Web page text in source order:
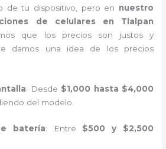
de tu dispositivo, pero en nuestro
de celulares en Tlalpan
que los precios son justos y
damos una idea de los precios
: Desde $1,000 hasta $4,000
del modelo.
batería: Entre $500 y $2,500